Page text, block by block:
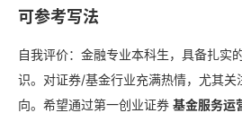
可参考写法
自我评价：金融专业本科生，具备扎实
识。对证券/基金行业充满热情，尤其关
向。希望通过第一创业证券 基金服务运